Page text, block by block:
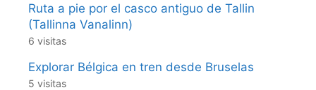
Ruta a pie por el casco antiguo de Tallin
(Tallinna Vanalinn)
6 visitas
Explorar Bélgica en tren desde Bruselas
5 visitas